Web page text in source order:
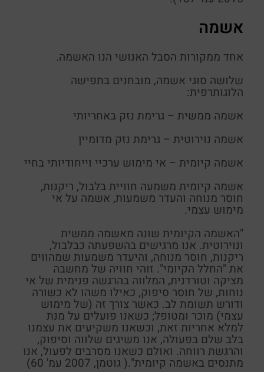
אשמה
אחד ממקורות הסבל האנושי הנו האשמה.
שלושה סוגי אשמה, מובחנים בתפישה
הלוגותרפית:
אשמה ממשית – גרימת נזק באחריותי
אשמה נוירוטית – גרימת נזק מדומיין
אשמה קיומית – אי מימוש ערכיי וייחודיותי בחיי
אשמה קיומית משמעה חוויית בלבול, ריקנות,
חוסר מנוחה והעדר משמעות, אשמה על אי
מימוש עצמי.
"האשמה הקיומית שונה מאשמה ממשית
ונוירוטית. אנו מרגישים בהשפעתה כבלבול,
ריקנות, חוסר מנוחה, והיעדר משמעות שמהווים
את "החלל הקיומי". זוהי חוויה של מחשבה
מציקה וטורדנית, המלווה בהרגשה פנימית של אי
נוחות, של חוסר סיפוק, כאילו משהו לא כשורה
ודורש תשומת לב. כאשר צורך זה (של מימוש
עצמי) מוכר ומטופל; כשאנו פועלים על מנת
למלא אחריות זאת, וכשאנו משקיעים את עצמנו
בלב שלם בפעולה, אנו משיגים שלווה וסיפוק,
והרגשת רווחה. ואולם כשאנו מסרבים לפעול, אנו
מתנסים באשמה קיומית".( גוטמן, 2007 עמ' 60)